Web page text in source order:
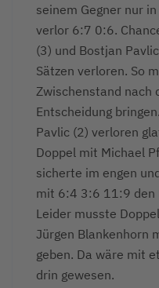
seinem Gegner nur
verlor 6:7 0:6.
(3) und Bostjan
Sätzen verloren. So
Zwischenstand nach
Entscheidung
Pavlic (2) verloren
Doppel mit Michael
sicherte im engen
mit 6:4 3:6 11:9 den
Leider musste
Jürgen Blankenhorn
geben. Da wäre mit
drin gewesen.